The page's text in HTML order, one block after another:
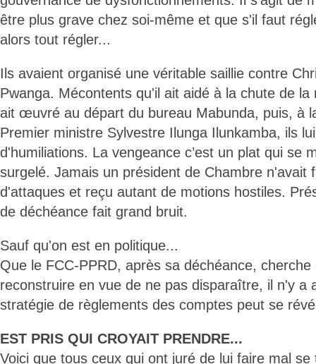
être plus grave chez soi-même et que s'il faut
alors tout régler...
Ils avaient organisé une véritable saillie contre
Pwanga. Mécontents qu'il ait aidé à la chute de la
ait œuvré au départ du bureau Mabunda, puis, à
Premier ministre Sylvestre Ilunga Ilunkamba, ils
d'humiliations. La vengeance c’est un plat qui se
surgelé. Jamais un président de Chambre n'avait
d'attaques et reçu autant de motions hostiles.
de déchéance fait grand bruit.
Sauf qu'on est en politique...
Que le FCC-PPRD, après sa déchéance,
reconstruire en vue de ne pas disparaître, il n'y a
stratégie de règlements des comptes peut se
EST PRIS QUI CROYAIT PRENDRE...
Voici que tous ceux qui ont juré de lui faire mal